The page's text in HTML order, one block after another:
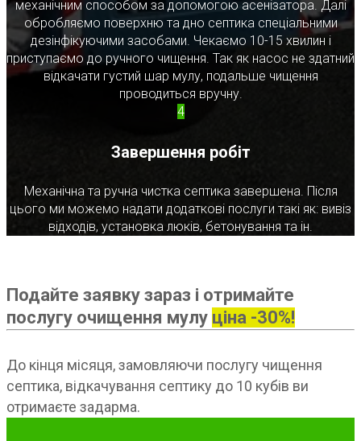
механічним способом за допомогою асенізатора. Далі
обробляємо поверхню та дно септика спеціальними
дезінфікуючими засобами. Чекаємо 10-15 хвилин і
приступаємо до ручного чищення. Так як насос не здатний
відкачати густий шар мулу, подальше чищення
проводиться вручну.
4
Завершення робіт
Механічна та ручна чистка септика завершена. Після
цього ми можемо надати додаткові послуги такі як: вивіз
відходів, установка люків, бетонування та ін.
Подайте заявку зараз і отримайте
послугу очищення мулу ціна -30%!
До кінця місяця, замовляючи послугу чищення
септика, відкачування септику до 10 кубів ви
отримаєте задарма.